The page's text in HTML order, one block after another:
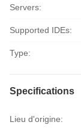
Servers:
Supported IDEs:
Type:
Specifications
Lieu d'origine: